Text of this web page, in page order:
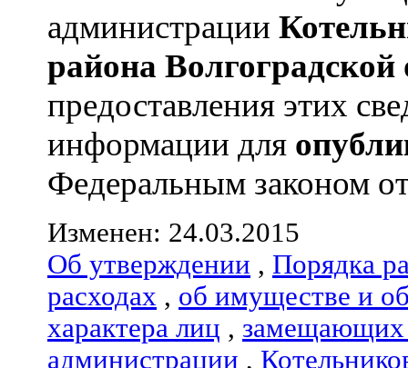
администрации
района Волгоградской
предоставления этих
информации для
Федеральным законом
Изменен: 24.03.2015
Об утверждении , Порядка
расходах , об имуществе и
характера лиц , замещающих
администрации ,